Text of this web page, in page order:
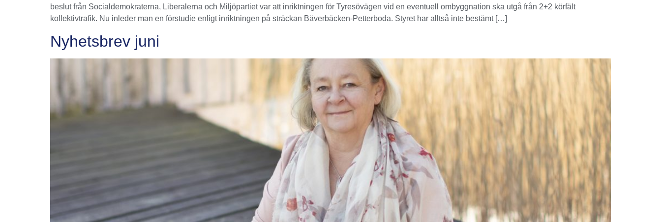
beslut från Socialdemokraterna, Liberalerna och Miljöpartiet var att inriktningen för Tyresövägen vid en eventuell ombyggnation ska utgå från 2+2 körfält
kollektivtrafik. Nu inleder man en förstudie enligt inriktningen på sträckan Bäverbäcken-Petterboda. Styret har alltså inte bestämt […]
Nyhetsbrev juni